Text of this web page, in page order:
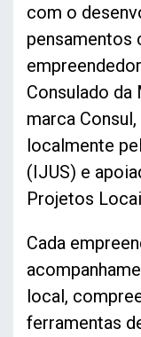
com o
pensamentos
Consulado da
marca
localmente
(IJUS) e
Projetos
Cada
local,
ferramentas